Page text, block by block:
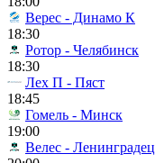
Верес - Динамо К
18:30
Ротор - Челябинск
18:30
Лех П - Пяст
18:45
Гомель - Минск
19:00
Велес - Ленинградец